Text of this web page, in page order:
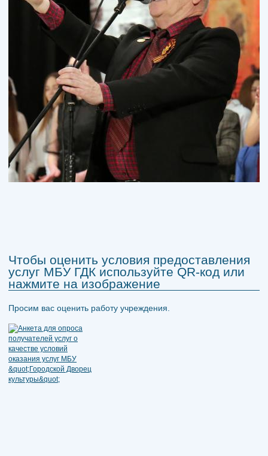
Чтобы оценить условия предоставления
услуг МБУ ГДК используйте QR-код или
нажмите на изображение
Просим вас оценить работу учреждения.